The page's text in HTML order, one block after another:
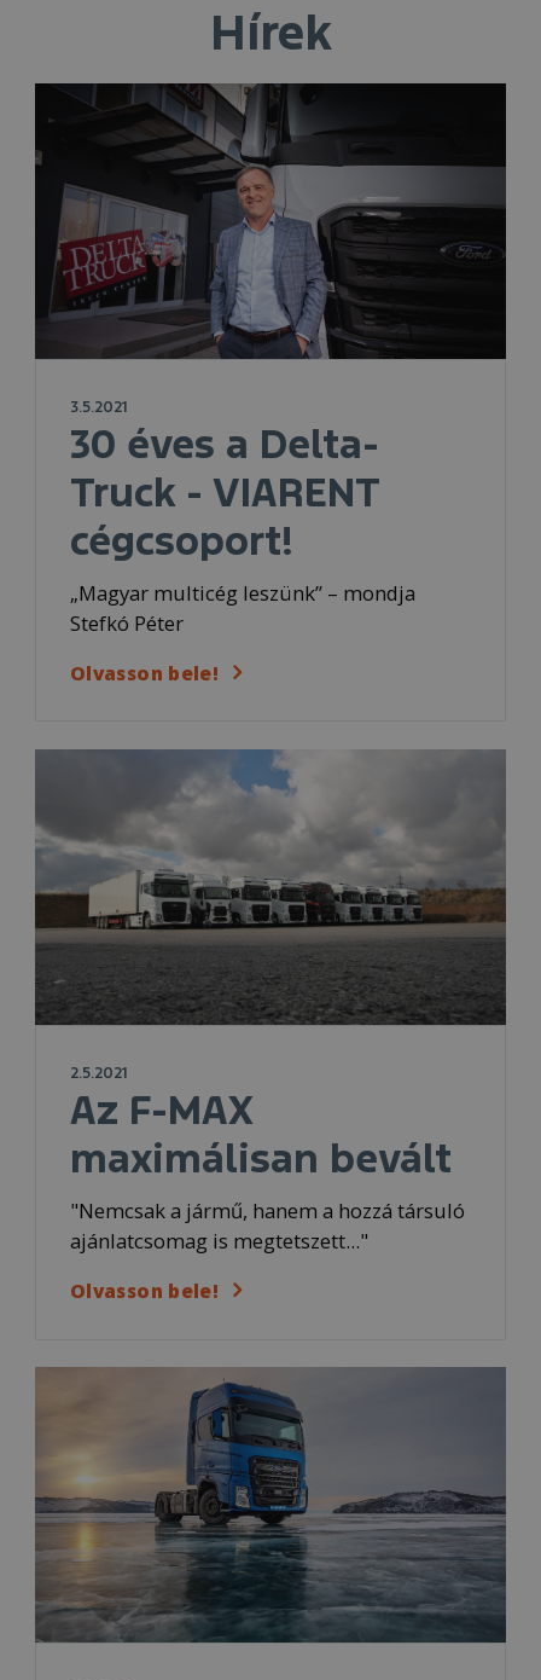
Hírek
3.5.2021
30 éves a Delta-
Truck - VIARENT
cégcsoport!
„Magyar multicég leszünk” – mondja
Stefkó Péter
Olvasson bele!
2.5.2021
Az F-MAX
maximálisan bevált
"Nemcsak a jármű, hanem a hozzá társuló
ajánlatcsomag is megtetszett..."
Olvasson bele!